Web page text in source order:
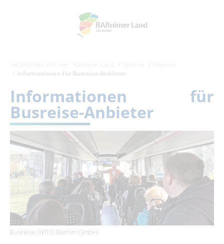
Informationen für Busreise-Anbieter
Informationen für
Busreise-Anbieter
Busreise (WITO Barnim GmbH)